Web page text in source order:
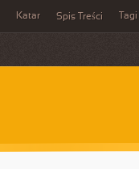
Katar Spis Treści Tagi